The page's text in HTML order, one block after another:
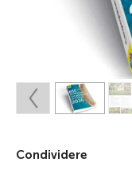
Condividere